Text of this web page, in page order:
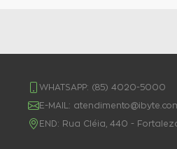
WHATSAPP: (85) 4020-5000
E-MAIL:
END: Rua Cléia, 440 -